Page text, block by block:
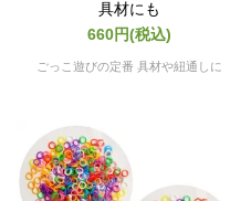
具材にも
660円(税込)
ごっこ遊びの定番 具材や紐通しに